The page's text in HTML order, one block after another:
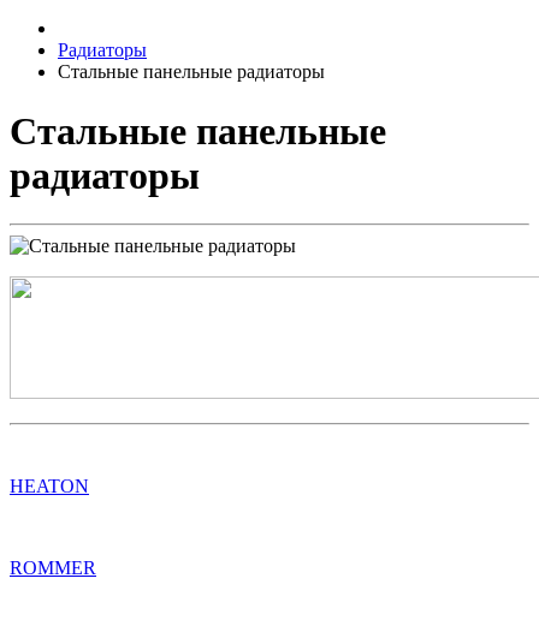
Радиаторы
Стальные панельные радиаторы
Стальные панельные
радиаторы
HEATON
ROMMER